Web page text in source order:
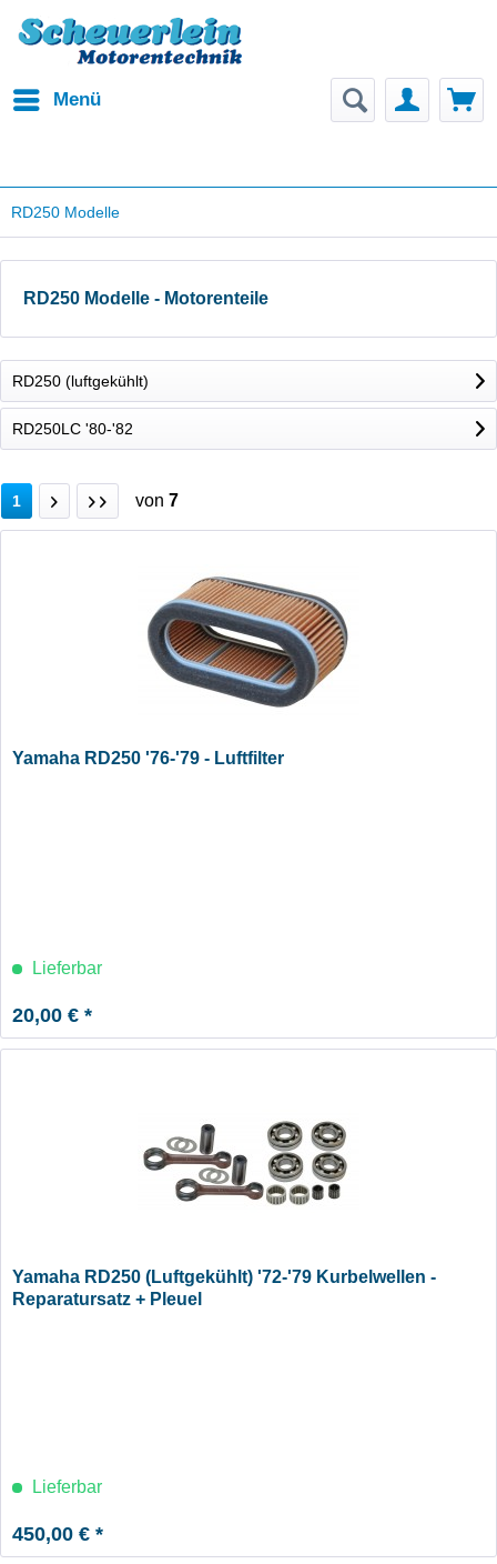
Menü
RD250 Modelle
RD250 Modelle - Motorenteile
RD250 (luftgekühlt)
RD250LC '80-'82
1 von 7
Yamaha RD250 '76-'79 - Luftfilter
Lieferbar
20,00 € *
Yamaha RD250 (Luftgekühlt) '72-'79 Kurbelwellen -
Reparatursatz + Pleuel
Lieferbar
450,00 € *